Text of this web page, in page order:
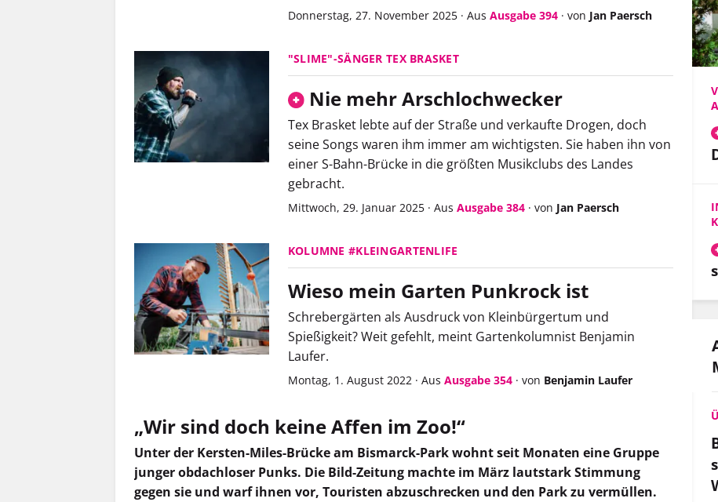
Donnerstag, 27. November 2025· Aus Ausgabe 394 · von Jan Paersch
"SLIME"-SÄNGER TEX BRASKET
Nie mehr Arschlochwecker
Tex Brasket lebte auf der Straße und verkaufte Drogen, doch
seine Songs waren ihm immer am wichtigsten. Sie haben ihn von
einer S-Bahn-Brücke in die größten Musikclubs des Landes
gebracht.
Mittwoch, 29. Januar 2025· Aus Ausgabe 384 · von Jan Paersch
KOLUMNE #KLEINGARTENLIFE
Wieso mein Garten Punkrock ist
Schrebergärten als Ausdruck von Kleinbürgertum und
Spießigkeit? Weit gefehlt, meint Gartenkolumnist Benjamin
Laufer.
Montag, 1. August 2022· Aus Ausgabe 354 · von Benjamin Laufer
„Wir sind doch keine Affen im Zoo!“
Unter der Kersten-Miles-Brücke am Bismarck-Park wohnt seit Monaten eine Gruppe
junger obdachloser Punks. Die Bild-Zeitung machte im März lautstark Stimmung
gegen sie und warf ihnen vor, Touristen abzuschrecken und den Park zu vermüllen.